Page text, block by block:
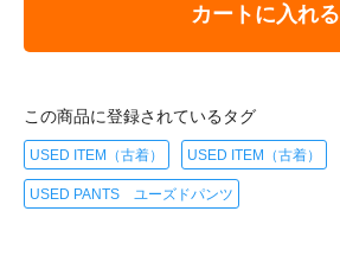
カートに入れる
この商品に登録されているタグ
USED ITEM（古着） USED ITEM（古着）
USED PANTS ユーズドパンツ